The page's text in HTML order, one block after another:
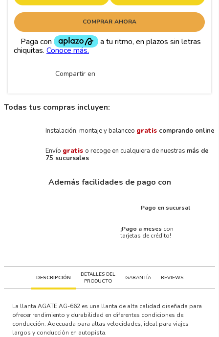
COMPRAR AHORA
Compartir en
Todas tus compras incluyen:
Instalación, montaje y balanceo gratis comprando online
Envío gratis o recoge en cualquiera de nuestras más de
75 sucursales
Además facilidades de pago con
Pago en sucursal
¡Pago a meses con
tarjetas de crédito!
DESCRIPCIÓN
DETALLES DEL
PRODUCTO
GARANTÍA REVIEWS
La llanta AGATE AG-662 es una llanta de alta calidad diseñada para
ofrecer rendimiento y durabilidad en diferentes condiciones de
conducción. Adecuada para altas velocidades, ideal para viajes
largos y conducción en autopista.